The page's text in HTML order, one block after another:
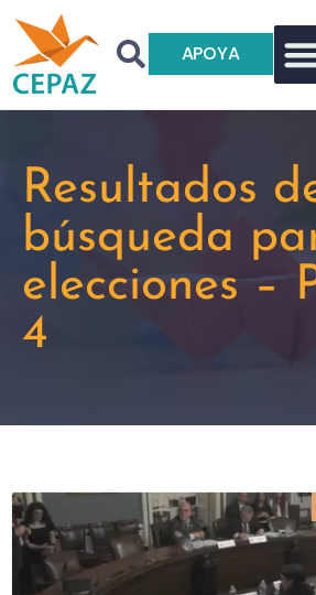
APOYA
Resultados
búsqueda
elecciones –
4